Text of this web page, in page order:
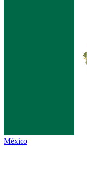
México